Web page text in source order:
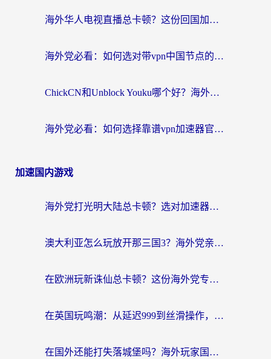
海外华人电视直播总卡顿？这份回国加速器选择指南帮你无缝看国内资源
海外党必看：如何选对带vpn中国节点的加速器？无缝访问国内资源全攻略
ChickCN和Unblock Youku哪个好？海外党亲测4款热门回国加速器，附避坑指南
海外党必看：如何选择靠谱vpn加速器官网？轻松解决国内APP地区限制
加速国内游戏
海外党打光明大陆总卡顿？选对加速器才是关键！（附亲测好用的推荐）
澳大利亚怎么玩放开那三国3？海外党亲测有效的国服游戏加速指南
在欧洲玩新诛仙总卡顿？这份海外党专属加速器指南帮你解决延迟难题
在英国玩鸣潮：从延迟999到丝滑操作，我是怎么做到的？
在国外还能打失落城堡吗？海外玩家国服游戏加速终极指南（附北美玩online加速器下载技巧）